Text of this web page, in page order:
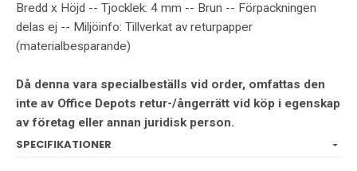
Bredd x Höjd -- Tjocklek: 4 mm -- Brun -- Förpackningen
delas ej -- Miljöinfo: Tillverkat av returpapper
(materialbesparande)
Då denna vara specialbeställs vid order, omfattas den
inte av Office Depots retur-/ångerrätt vid köp i egenskap
av företag eller annan juridisk person.
SPECIFIKATIONER